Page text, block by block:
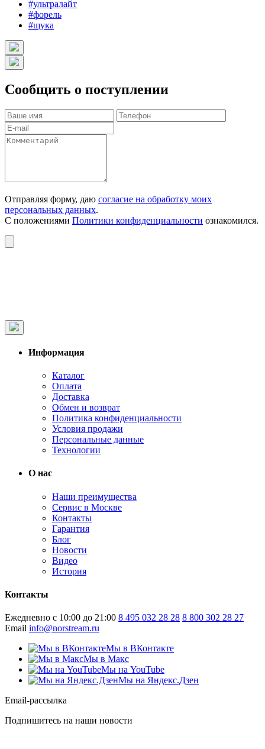
#ультралайт
#форель
#щука
Сообщить о поступлении
Отправляя форму, даю согласие на обработку моих
персональных данных.
С положениями Политики конфиденциальности ознакомился.
Информация
Каталог
Оплата
Доставка
Обмен и возврат
Политика конфиденциальности
Условия продажи
Персональные данные
Технологии
О нас
Наши преимущества
Сервис в Москве
Контакты
Гарантия
Блог
Новости
Видео
История
Контакты
Ежедневно с 10:00 до 21:00 8 495 032 28 28 8 800 302 28 27
Email info@norstream.ru
Мы в ВКонтакте
Мы в Макс
Мы на YouTube
Мы на Яндекс.Дзен
Email-рассылка
Подпишитесь на наши новости